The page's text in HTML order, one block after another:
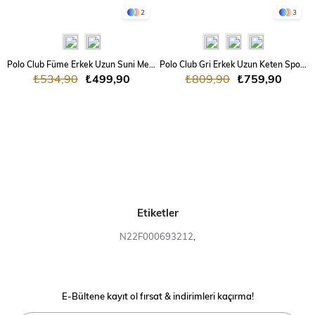
2
₺499,90
₺534,90
3
Polo Club Gri Erkek Uzun Keten Spor Ayakkabı
₺759,90
₺809,90
Etiketler
N22F000693212
E-Bültene kayıt ol fırsat & indirimleri kaçırma!